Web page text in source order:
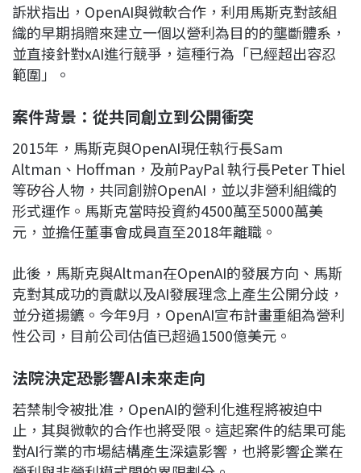
訴狀指出，OpenAI與微軟合作，利用馬斯克對該組
織的早期捐贈來建立一個以營利為目的的壟斷體系，
並直接針對xAI進行競爭，這種行為「已經超出容忍
範圍」。
案件背景：從共同創立到公開衝突
2015年，馬斯克與OpenAI現任執行長Sam
Altman、Hoffman，及前PayPal 執行長Peter Thiel
等矽谷人物，共同創辦OpenAI，並以非營利組織的
形式運作。馬斯克當時投資約4500萬至5000萬美
元，並擔任董事會成員直至2018年離職。
此後，馬斯克與Altman在OpenAI的發展方向、馬斯
克對其成功的貢獻以及AI發展理念上產生公開分歧，
並分道揚鑣。今年9月，OpenAI宣布計畫重組為營利
性公司，目前公司估值已超過1500億美元。
法院決定恐影響AI未來走向
若禁制令被批准，OpenAI的營利化進程將被迫中
止，其與微軟的合作也將受限。這起案件的結果可能
對AI行業的市場結構產生深遠影響，也將影響企業在